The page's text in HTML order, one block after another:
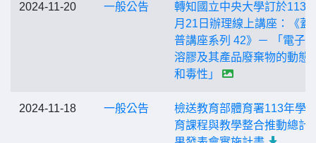
2024-11-20 一般公告
轉知國立中央大學訂於113
月21日辦理線上講座：《蓋
普講座系列 42》－ 「電子
溶膠及其產品廢棄物的動態
和毒性」
2024-11-18 一般公告
檢送教育部體育署113年學
育課程與教學整合推動總計